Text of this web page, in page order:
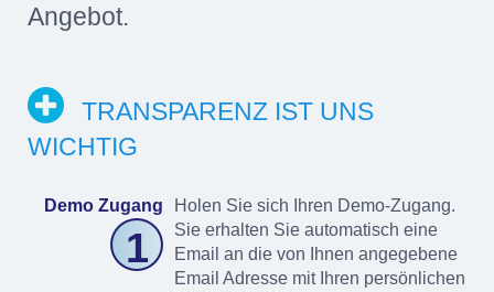
Angebot.
TRANSPARENZ IST UNS
WICHTIG
Demo Zugang
1
Holen Sie sich Ihren Demo-Zugang.
Sie erhalten Sie automatisch eine
Email an die von Ihnen angegebene
Email Adresse mit Ihren persönlichen